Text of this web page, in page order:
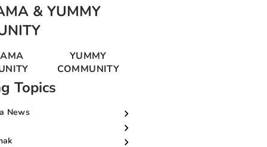
& YUMMY
YUMMY
COMMUNITY
Topics
News